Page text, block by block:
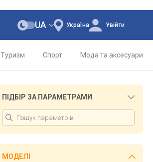
Україна
UA Увійти
Туризм Спорт Мода та аксесуари
ПІДБІР ЗА ПАРАМЕТРАМИ
МОДЕЛІ